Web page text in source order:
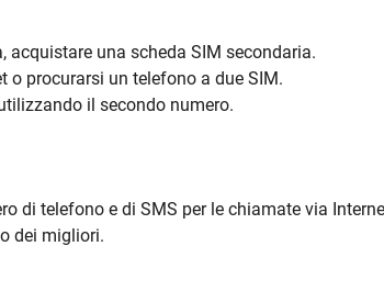
acquistare una scheda SIM secondaria.
o procurarsi un telefono a due SIM.
il secondo numero.
di telefono e di SMS per le chiamate via
dei migliori.